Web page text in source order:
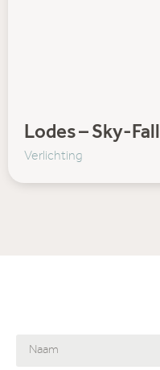
Lodes – Sky-Fall
Verlichting